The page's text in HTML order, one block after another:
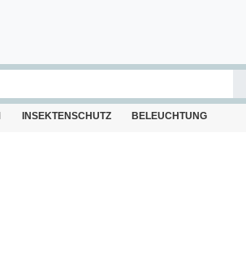
INSEKTENSCHUTZ BELEUCHTUNG